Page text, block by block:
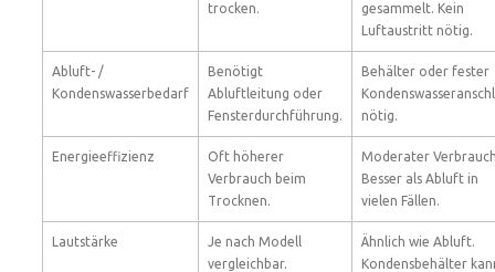
trocken.
gesammelt. Kein
Luftaustritt nötig.
Abluft- /
Kondenswasserbedarf
Benötigt
Abluftleitung oder
Fensterdurchführung.
Behälter oder fester
nötig.
Energieeffizienz
Oft höherer
Verbrauch beim
Trocknen.
Moderater
Besser als Abluft in
vielen Fällen.
Lautstärke
Je nach Modell
vergleichbar.
Ähnlich wie Abluft.
Kondensbehälter